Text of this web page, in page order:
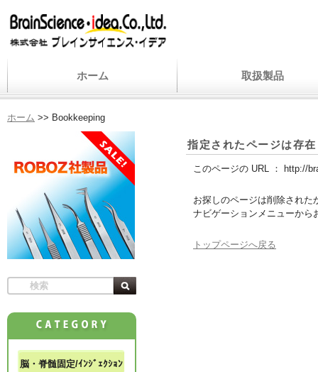
ホーム 取扱製品
ホーム >> Bookkeeping
指定されたページは存
このページの URL ： http://
お探しのページは削除された
ナビゲーションメニューから
トップページへ戻る
脳・脊髄固定/ｲﾝｼﾞｪｸｼｮﾝ